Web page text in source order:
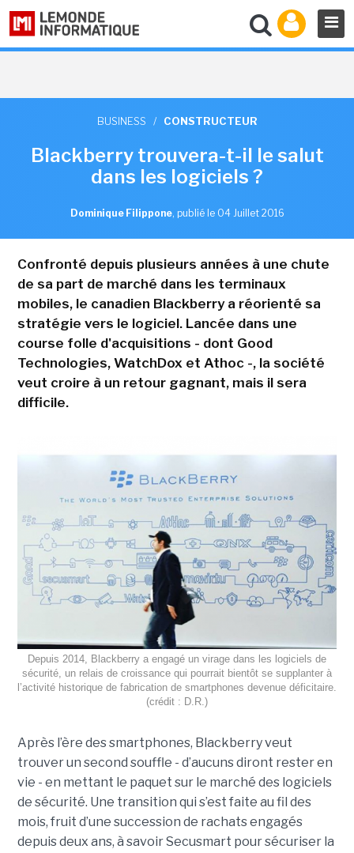
BUSINESS / CONSTRUCTEUR
Blackberry trouvera-t-il le salut
dans les logiciels ?
Dominique Filippone, publié le 04 Juillet 2016
Confronté depuis plusieurs années à une chute
de sa part de marché dans les terminaux
mobiles, le canadien Blackberry a réorienté sa
stratégie vers le logiciel. Lancée dans une
course folle d'acquisitions - dont Good
Technologies, WatchDox et Athoc -, la société
veut croire à un retour gagnant, mais il sera
difficile.
Depuis 2014, Blackberry a engagé un virage dans les logiciels de
sécurité, un relais de croissance qui pourrait bientôt se supplanter à
l’activité historique de fabrication de smartphones devenue déficitaire.
(crédit : D.R.)
Après l’ère des smartphones, Blackberry veut
trouver un second souffle - d’aucuns diront rester en
vie - en mettant le paquet sur le marché des logiciels
de sécurité. Une transition qui s’est faite au fil des
mois, fruit d’une succession de rachats engagés
depuis deux ans, à savoir Secusmart pour sécuriser la